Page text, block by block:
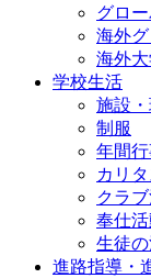
グロ
海外
海外
学校生活
施設
制服
年間
カリ
クラ
奉仕
生徒
進路指導・